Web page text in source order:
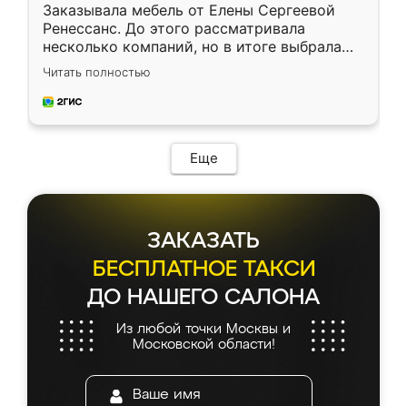
Заказывала мебель от Елены Сергеевой
Ренессанс. До этого рассматривала
несколько компаний, но в итоге выбрала
эту. Сначала обговорили условия, потом
приехал замерщик, всё спокойно объяснил
и снял размеры. Изготовили в срок, с
мебель сразу встала на свое место без
каких-либо доработок. Качеством осталась
довольна, все выглядит так, как и ожидала.
Читать полностью
Еще
ЗАКАЗАТЬ
БЕСПЛАТНОЕ ТАКСИ
ДО НАШЕГО САЛОНА
Из любой точки Москвы и
Московской области!